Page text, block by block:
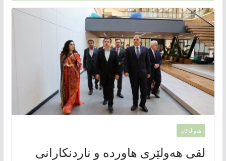
هەواڵەکان
لقی هەولێری هاوردە و ناردنکارانی